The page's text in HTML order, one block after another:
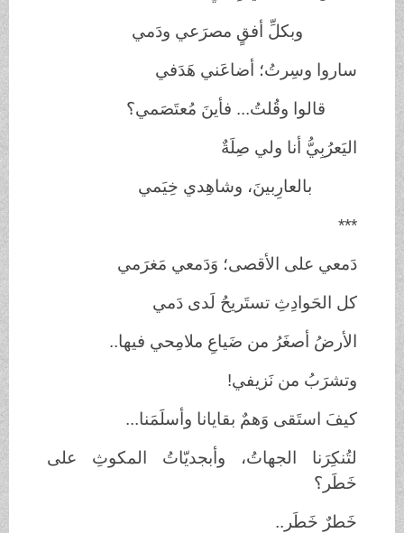
وبكلِّ أفقٍ مصرَعي ودَمي
ساروا وسِرتُ؛ أضاعَني هَدَفي
قالوا وقُلتُ... فأينَ مُعتَصَمي؟
اليَعرُبِيُّ أنا ولي صِلَةٌ
بالعارِبينَ، وشاهِدي خِيَمي
***
دَمعي على الأقصى؛ وَدَمعي مَغرَمي
كل الحَوادِثِ تستَريحُ لَدى دَمي
الأرضُ أصغَرُ من ضَياعِ ملامِحي فيها..
وتشرَبُ من نَزيفي!
كيفَ استَقى وَهمٌ بقايانا وأسلَمَنا...
لتُنكِرَنا الجهاتُ، وأبجديّاتُ المكوثِ على
خَطَر؟
خَطرٌ خَطَر..